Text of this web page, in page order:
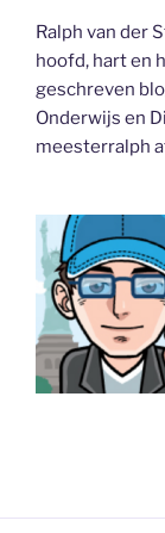
Ralph van der
hoofd, hart en
geschreven
Onderwijs en
meesterralph